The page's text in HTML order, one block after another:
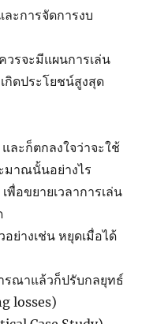
ละการจัดการงบ
วรจะมีแผนการเล่น
กิดประโยชน์สูงสุด
ละก็ตกลงใจว่าจะใช้
มาณนั้นอย่างไร
พื่อขยายเวลาการเล่น
ย่างเช่น หยุดเมื่อได้
รณาแล้วก็ปรับกลยุทธ์
losses)